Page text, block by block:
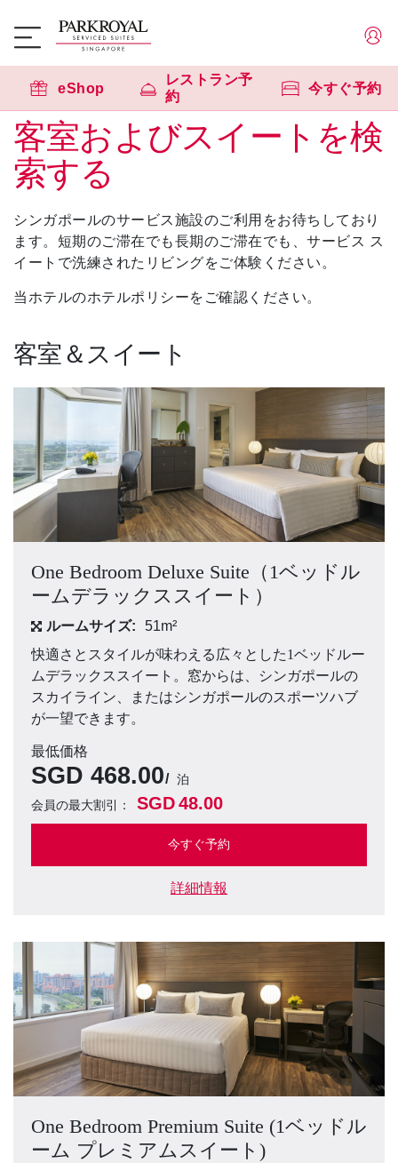
eShop
レストラン予
約
今すぐ予約
客室およびスイートを検
索する
シンガポールのサービス施設のご利用をお待ちしており
ます。短期のご滞在でも長期のご滞在でも、サービス ス
イートで洗練されたリビングをご体験ください。
当ホテルのホテルポリシーをご確認ください。
客室＆スイート
One Bedroom Deluxe Suite（1ベッドル
ームデラックススイート）
ルームサイズ:
51m²
快適さとスタイルが味わえる広々とした1ベッドルー
ムデラックススイート。窓からは、シンガポールの
スカイライン、またはシンガポールのスポーツハブ
が一望できます。
最低価格
SGD 468.00
泊
会員の最大割引：
SGD48.00
今すぐ予約
詳細情報
One Bedroom Premium Suite (1ベッドル
ーム プレミアムスイート)